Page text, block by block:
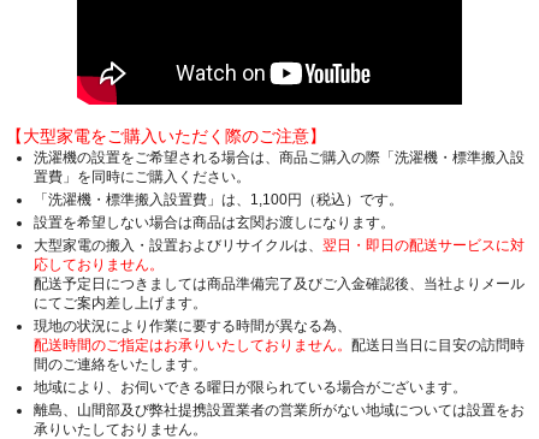
【大型家電をご購入いただく際のご注意】
洗濯機の設置をご希望される場合は、商品ご購入の際「洗濯機・標準搬入設
置費」を同時にご購入ください。
「洗濯機・標準搬入設置費」は、1,100円（税込）です。
設置を希望しない場合は商品は玄関お渡しになります。
大型家電の搬入・設置およびリサイクルは、 翌日・即日の配送サービスに対
応しておりません。
配送予定日につきましては商品準備完了及びご入金確認後、当社よりメール
にてご案内差し上げます。
現地の状況により作業に要する時間が異なる為、
配送時間のご指定はお承りいたしておりません。 配送日当日に目安の訪問時
間のご連絡をいたします。
地域により、お伺いできる曜日が限られている場合がございます。
離島、山間部及び弊社提携設置業者の営業所がない地域については設置をお
承りいたしておりません。